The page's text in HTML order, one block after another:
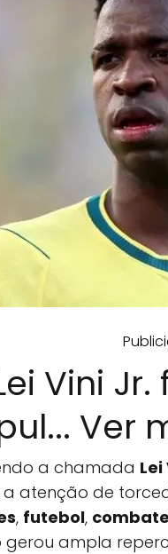
Vini
Ver
a chamada Lei
atenção de
, futebol,
gerou ampla